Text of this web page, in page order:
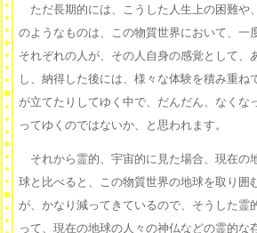
ただ長期的には、こうした人生上の困難や
のようなものは、この物質世界において、一
それぞれの人が、その人自身の感覚として、
し、納得した後には、様々な体験を積み重ね
が立てたりしてゆく中で、だんだん、なくな
ってゆくのではないか、と思われます。
それから霊的、宇宙的に見た場合、現在の
球と比べると、この物質世界の地球を取り囲
が、かなり減ってきているので、そうした霊
って、現在の地球の人々の神仏などの霊的な